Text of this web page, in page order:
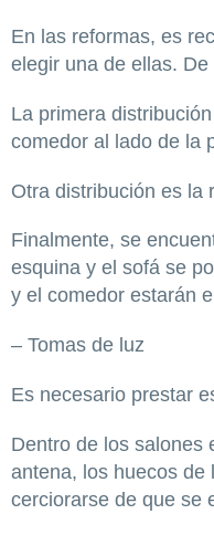
En las reformas, es
elegir una de ellas.
La primera
comedor al lado de la
Otra distribución es la
Finalmente, se
esquina y el sofá se
y el comedor estarán
– Tomas de luz
Es necesario prestar
Dentro de los salones
antena, los huecos de
cerciorarse de que se